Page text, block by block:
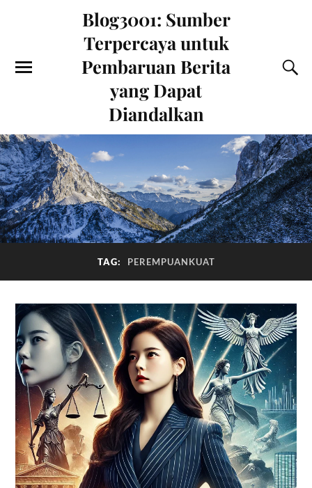
Blog3001: Sumber
Terpercaya untuk
Pembaruan Berita
yang Dapat
Diandalkan
TAG: PEREMPUANKUAT